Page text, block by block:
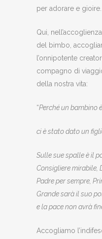
per adorare e gioire.
Qui,
del bimbo,
l’onnipotente
compagno di
della nostra vita:
“Perché un bambino
ci è stato dato un
Sulle sue spalle è il
Consigliere mirabile,
Padre per sempre,
Grande sarà il suo
e la pace non avrà
Accogliamo